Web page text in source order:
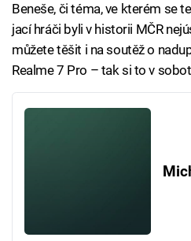
Beneše, či téma, ve kterém se
jací hráči byli v historii MČR
můžete těšit i na soutěž o
Realme 7 Pro – tak si to v